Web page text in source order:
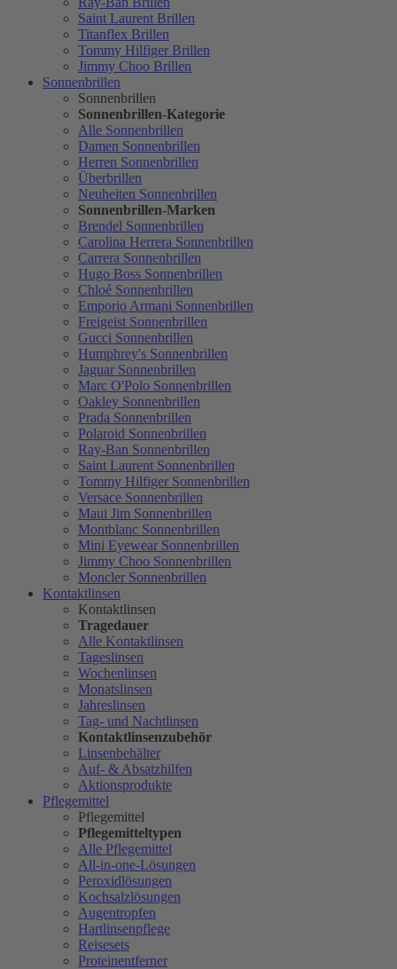
Saint Laurent Brillen
Titanflex Brillen
Tommy Hilfiger Brillen
Jimmy Choo Brillen
Sonnenbrillen
Sonnenbrillen
Sonnenbrillen-Kategorie
Alle Sonnenbrillen
Damen Sonnenbrillen
Herren Sonnenbrillen
Überbrillen
Neuheiten Sonnenbrillen
Sonnenbrillen-Marken
Brendel Sonnenbrillen
Carolina Herrera Sonnenbrillen
Carrera Sonnenbrillen
Hugo Boss Sonnenbrillen
Chloé Sonnenbrillen
Emporio Armani Sonnenbrillen
Freigeist Sonnenbrillen
Gucci Sonnenbrillen
Humphrey's Sonnenbrillen
Jaguar Sonnenbrillen
Marc O'Polo Sonnenbrillen
Oakley Sonnenbrillen
Prada Sonnenbrillen
Polaroid Sonnenbrillen
Ray-Ban Sonnenbrillen
Saint Laurent Sonnenbrillen
Tommy Hilfiger Sonnenbrillen
Versace Sonnenbrillen
Maui Jim Sonnenbrillen
Montblanc Sonnenbrillen
Mini Eyewear Sonnenbrillen
Jimmy Choo Sonnenbrillen
Moncler Sonnenbrillen
Kontaktlinsen
Kontaktlinsen
Tragedauer
Alle Kontaktlinsen
Tageslinsen
Wochenlinsen
Monatslinsen
Jahreslinsen
Tag- und Nachtlinsen
Kontaktlinsenzubehör
Linsenbehälter
Auf- & Absatzhilfen
Aktionsprodukte
Pflegemittel
Pflegemittel
Pflegemitteltypen
Alle Pflegemittel
All-in-one-Lösungen
Peroxidlösungen
Kochsalzlösungen
Augentropfen
Hartlinsenpflege
Reisesets
Proteinentferner